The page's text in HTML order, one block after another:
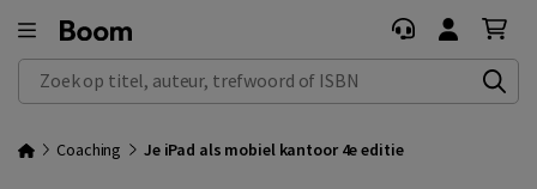
Zoek op titel, auteur, trefwoord of ISBN
Coaching Je iPad als mobiel kantoor 4e editie